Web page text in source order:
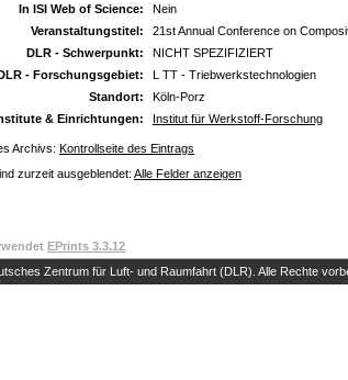
In ISI Web of Science:
Nein
Veranstaltungstitel:
21st Annual Conference on
DLR - Schwerpunkt:
NICHT SPEZIFIZIERT
- Forschungsgebiet:
L TT - Triebwerkstechnologien
Standort:
Köln-Porz
& Einrichtungen:
Institut für Werkstoff-Forschung
Archivs: Kontrollseite des Eintrags
zurzeit ausgeblendet: Alle Felder anzeigen
EPrints 3.3.12
Zentrum für Luft- und Raumfahrt (DLR). Alle Rechte